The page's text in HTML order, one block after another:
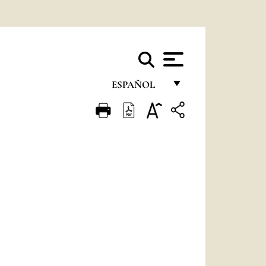
ESPAÑOL
FRANÇAIS